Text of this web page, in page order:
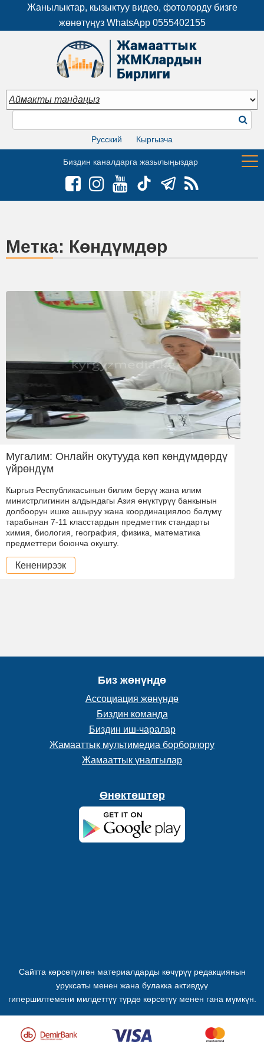
Жанылыктар, кызыктуу видео, фотолорду бизге
жөнөтүңүз WhatsApp 0555402155
Русский Кыргызча
Биздин каналдарга жазылыңыздар
Метка: Көндүмдөр
Мугалим: Онлайн окутууда көп көндүмдөрдү
үйрөндүм
Кыргыз Республикасынын билим берүү жана илим
министрлигинин алдындагы Азия өнүктүрүү банкынын
долбоорун ишке ашыруу жана координациялоо бөлүмү
тарабынан 7-11 класстардын предметтик стандарты
химия, биология, география, физика, математика
предметтери боюнча окушту.
Кененирээк
Биз жөнүндө
Ассоциация жөнүндө
Биздин команда
Биздин иш-чаралар
Жамааттык мультимедиа борборлору
Жамааттык үналгылар
Өнөктөштөр
Сайтта көрсөтүлгөн материалдарды көчүрүү редакциянын
уруксаты менен жана булакка активдүү
гипершилтемени милдеттүү түрдө көрсөтүү менен гана мүмкүн.